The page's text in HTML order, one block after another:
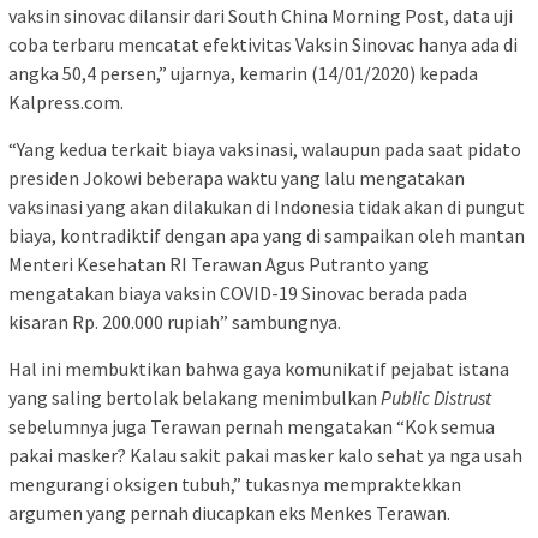
vaksin sinovac dilansir dari South China Morning Post, data uji
coba terbaru mencatat efektivitas Vaksin Sinovac hanya ada di
angka 50,4 persen,” ujarnya, kemarin (14/01/2020) kepada
Kalpress.com.
“Yang kedua terkait biaya vaksinasi, walaupun pada saat pidato
presiden Jokowi beberapa waktu yang lalu mengatakan
vaksinasi yang akan dilakukan di Indonesia tidak akan di pungut
biaya, kontradiktif dengan apa yang di sampaikan oleh mantan
Menteri Kesehatan RI Terawan Agus Putranto yang
mengatakan biaya vaksin COVID-19 Sinovac berada pada
kisaran Rp. 200.000 rupiah” sambungnya.
Hal ini membuktikan bahwa gaya komunikatif pejabat istana
yang saling bertolak belakang menimbulkan Public Distrust
sebelumnya juga Terawan pernah mengatakan “Kok semua
pakai masker? Kalau sakit pakai masker kalo sehat ya nga usah
mengurangi oksigen tubuh,” tukasnya mempraktekkan
argumen yang pernah diucapkan eks Menkes Terawan.